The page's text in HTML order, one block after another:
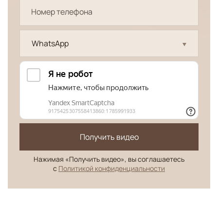
WhatsApp
Получить видео
Нажимая «Получить видео», вы соглашаетесь
с Политикой конфиденциальности